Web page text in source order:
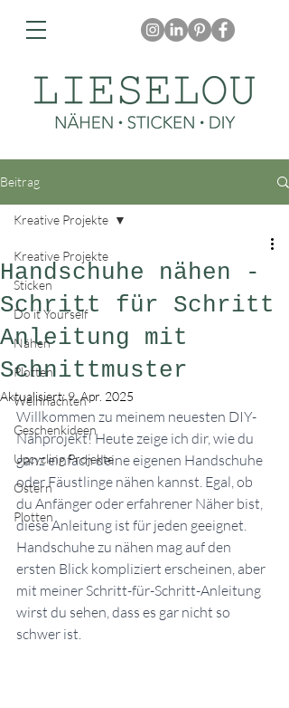
Beitrag
Kreative Projekte
Sticken
Do it Yourself
Nähen
Plotten
Weihnachten
Geschenkideen
Upcycling Projekte
Ostern
Plotten
Kreative Projekte
Handschuhe nähen -
Schritt für Schritt
Anleitung mit
Schnittmuster
Aktualisiert:9. Apr. 2025
Willkommen zu meinem neuesten DIY-
Nähprojekt! Heute zeige ich dir, wie du
ganz einfach deine eigenen Handschuhe
oder Fäustlinge nähen kannst. Egal, ob
du Anfänger oder erfahrener Näher bist,
diese Anleitung ist für jeden geeignet.
Handschuhe zu nähen mag auf den
ersten Blick kompliziert erscheinen, aber
mit meiner Schritt-für-Schritt-Anleitung
wirst du sehen, dass es gar nicht so
schwer ist.